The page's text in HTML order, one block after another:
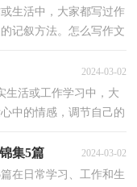
生活中，大家都写过作
记叙方法。怎么写作文
2024-03-02
生活或工作学习中，大
中的情感，调节自己的
集5篇 2024-03-02
在日常学习、工作和生